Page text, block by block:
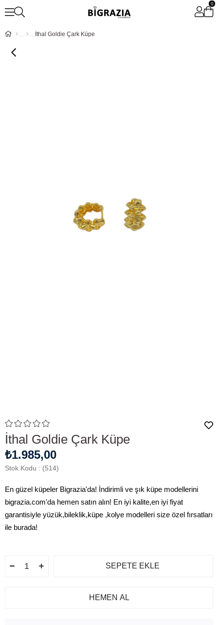
0
İthal Goldie Çark Küpe
İthal Goldie Çark Küpe
₺1.985,00
Stok Kodu (514)
En güzel küpeler Bigrazia'da! İndirimli ve şık küpe modellerini
bigrazia.com'da hemen satın alın! En iyi kalite,en iyi fiyat
garantisiyle yüzük,bileklik,küpe ,kolye modelleri size özel fırsatları
ile burada!